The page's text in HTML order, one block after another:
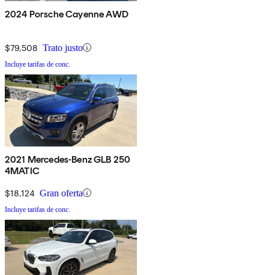
2024 Porsche Cayenne AWD
$79,508 Trato justo
Incluye tarifas de conc.
2021 Mercedes-Benz GLB 250
4MATIC
$18,124 Gran oferta
Incluye tarifas de conc.